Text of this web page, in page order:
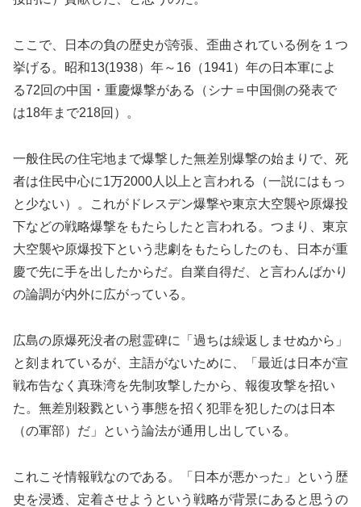
ここで、日本の負の歴史が誇張、歪曲されている例を１つ
挙げる。昭和13(1938）年～16（1941）年の日本軍によ
る72回の中国・重慶爆撃がある（シナ＝中国側の発表で
は18年まで218回）。
一般住民の住宅地まで爆撃した無差別爆撃の始まりで、死
者は住民中心に1万2000人以上と言われる（一説にはもっ
と少ない）。これがドレスデン爆撃や東京大空襲や原爆投
下などの戦略爆撃をもたらしたと言われる。つまり、東京
大空襲や原爆投下という悲劇をもたらしたのも、日本が重
慶で先に手を出したからだ。自業自得だ、と言わんばかり
の論調が内外に広がっている。
広島の原爆死没者の慰霊碑に「過ちは繰返しませぬから」
と刻まれているが、主語がないために、「最近は日本が宣
戦布告なく真珠湾を先制攻撃したから、報復攻撃を招い
た。無差別殺戮という事態を招く犯罪を犯したのは日本
（の軍部）だ」という論法が通用し出している。
これこそ情報戦なのである。「日本が悪かった」という歴
史を浸透、定着させようという戦略が背景にあると思うの